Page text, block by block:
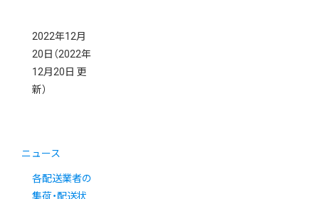
2022年12月
20日 （2022年
12月20日 更
新）
ニュース
各配送業者の
集荷・配送状